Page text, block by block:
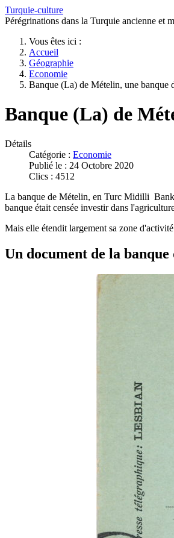
Turquie-culture
Pérégrinations dans la Turquie ancienne et
Vous êtes ici :
Accueil
Géographie
Economie
Banque (La) de Mételin, une banque
Banque (La) de
Détails
Catégorie : Economie
Publié le : 24 Octobre 2020
Clics : 4512
La banque de Mételin, en Turc Midilli
banque était censée investir dans
Mais elle étendit largement sa zone
Un document de la